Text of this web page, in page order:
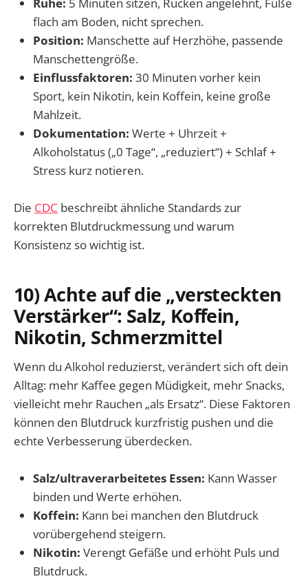
flach am Boden, nicht sprechen.
Position: Manschette auf Herzhöhe, passende
Manschettengröße.
Einflussfaktoren: 30 Minuten vorher kein
Sport, kein Nikotin, kein Koffein, keine große
Mahlzeit.
Dokumentation: Werte + Uhrzeit +
Alkoholstatus („0 Tage“, „reduziert“) + Schlaf +
Stress kurz notieren.
Die CDC beschreibt ähnliche Standards zur
korrekten Blutdruckmessung und warum
Konsistenz so wichtig ist.
10) Achte auf die „versteckten
Verstärker“: Salz, Koffein,
Nikotin, Schmerzmittel
Wenn du Alkohol reduzierst, verändert sich oft dein
Alltag: mehr Kaffee gegen Müdigkeit, mehr Snacks,
vielleicht mehr Rauchen „als Ersatz“. Diese Faktoren
können den Blutdruck kurzfristig pushen und die
echte Verbesserung überdecken.
Salz/ultraverarbeitetes Essen: Kann Wasser
binden und Werte erhöhen.
Koffein: Kann bei manchen den Blutdruck
vorübergehend steigern.
Nikotin: Verengt Gefäße und erhöht Puls und
Blutdruck.